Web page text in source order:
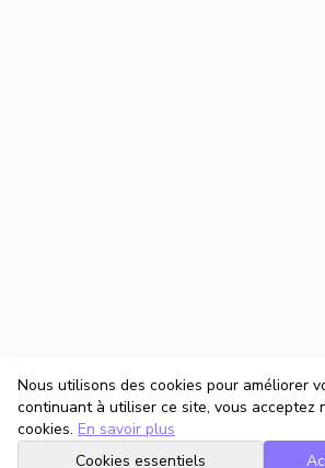
Nous utilisons des cookies pour améliorer
continuant à utiliser ce site, vous acceptez
cookies. En savoir plus
Cookies essentiels